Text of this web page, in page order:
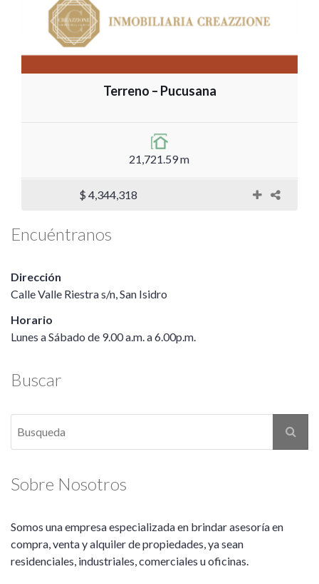
Terreno – Pucusana
21,721.59 m
$ 4,344,318
Encuéntranos
Dirección
Calle Valle Riestra s/n, San Isidro
Horario
Lunes a Sábado de 9.00 a.m. a 6.00p.m.
Buscar
Sobre Nosotros
Somos una empresa especializada en brindar asesoría en
compra, venta y alquiler de propiedades, ya sean
residenciales, industriales, comerciales u oficinas.